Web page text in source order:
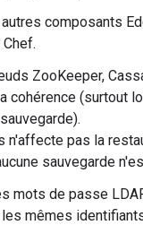
composants
ZooKeeper,
(surtout
n'affecte pas la
sauvegarde
mots de passe
mêmes